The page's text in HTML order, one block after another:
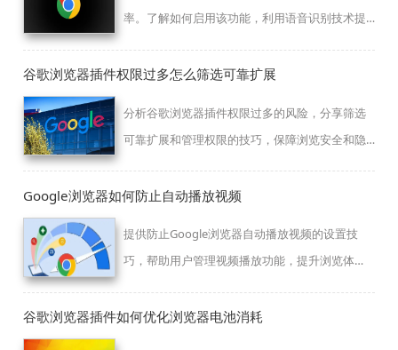
率。了解如何启用该功能，利用语音识别技术提
谷歌浏览器插件权限过多怎么筛选可靠扩展
分析谷歌浏览器插件权限过多的风险，分享筛选
可靠扩展和管理权限的技巧，保障浏览安全和隐
Google浏览器如何防止自动播放视频
提供防止Google浏览器自动播放视频的设置技
巧，帮助用户管理视频播放功能，提升浏览体
谷歌浏览器插件如何优化浏览器电池消耗